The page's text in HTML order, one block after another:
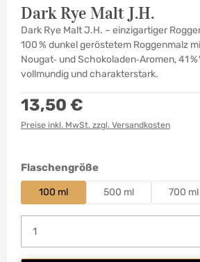
Dark Rye Malt J.H.
Dark Rye Malt J.H. – einzigartiger
100 % dunkel geröstetem Roggenmalz
Nougat‑ und Schokoladen‑Aromen, 41
vollmundig und charakterstark.
Regulärer Preis:
13,50 €
Preise inkl. MwSt. zzgl. Versandkosten
Flaschengrößeauswählen
100 ml 500 ml 700 ml
Produkt Anzahl: Gib den